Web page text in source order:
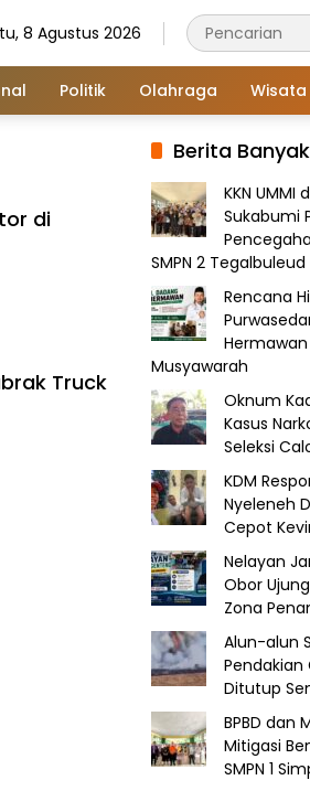
8 Agustus 2026
Politik Olahraga Wisata
di
Truck
Berita
KKN UMMI
Sukabumi
SMPN 2 Tegalbuleud
Rencana
Musyawarah
Oknum
Kasus
Seleksi
KDM
Nyeleneh
Cepot
Nelayan
Obor
Zona
Alun-alun
Pendakian
Ditutup
BPBD dan
Mitigasi
SMPN 1